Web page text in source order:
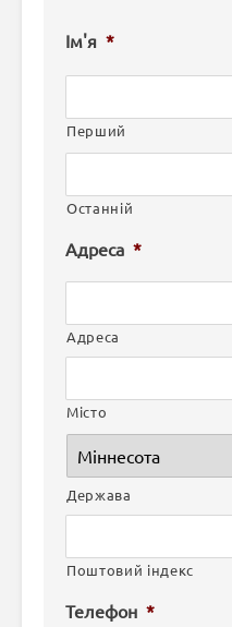
Ім'я *
Перший
Останній
Адреса *
Адреса
Місто
Держава
Поштовий індекс
Телефон *